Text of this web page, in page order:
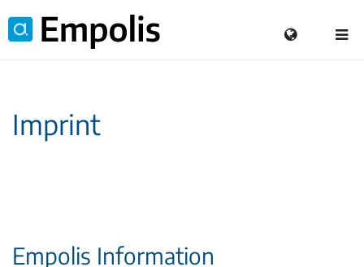
Imprint
Empolis Information